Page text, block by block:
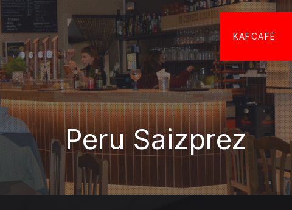
KAFCAFÉ
Peru Saizprez